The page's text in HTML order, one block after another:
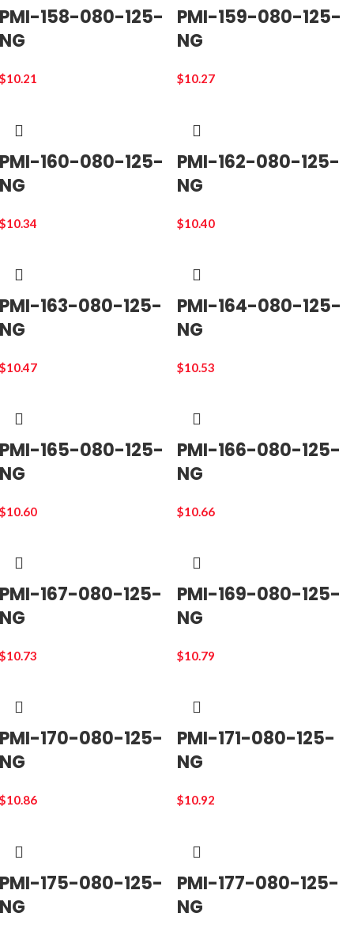
PMI-158-080-125-
NG
$10.21
PMI-159-080-125-
NG
$10.27
PMI-160-080-125-
NG
$10.34
PMI-162-080-125-
NG
$10.40
PMI-163-080-125-
NG
$10.47
PMI-164-080-125-
NG
$10.53
PMI-165-080-125-
NG
$10.60
PMI-166-080-125-
NG
$10.66
PMI-167-080-125-
NG
$10.73
PMI-169-080-125-
NG
$10.79
PMI-170-080-125-
NG
$10.86
PMI-171-080-125-
NG
$10.92
PMI-175-080-125-
NG
PMI-177-080-125-
NG